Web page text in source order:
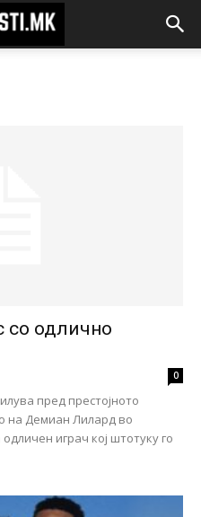
со одлично
0
пред престојното
на Демиан Лилард во
играч кој штотуку го